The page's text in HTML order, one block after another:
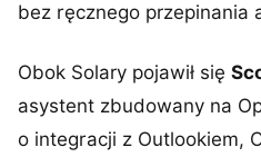
bez ręcznego przepinania
Obok Solary pojawił się
asystent zbudowany na
o integracji z Outlookiem,